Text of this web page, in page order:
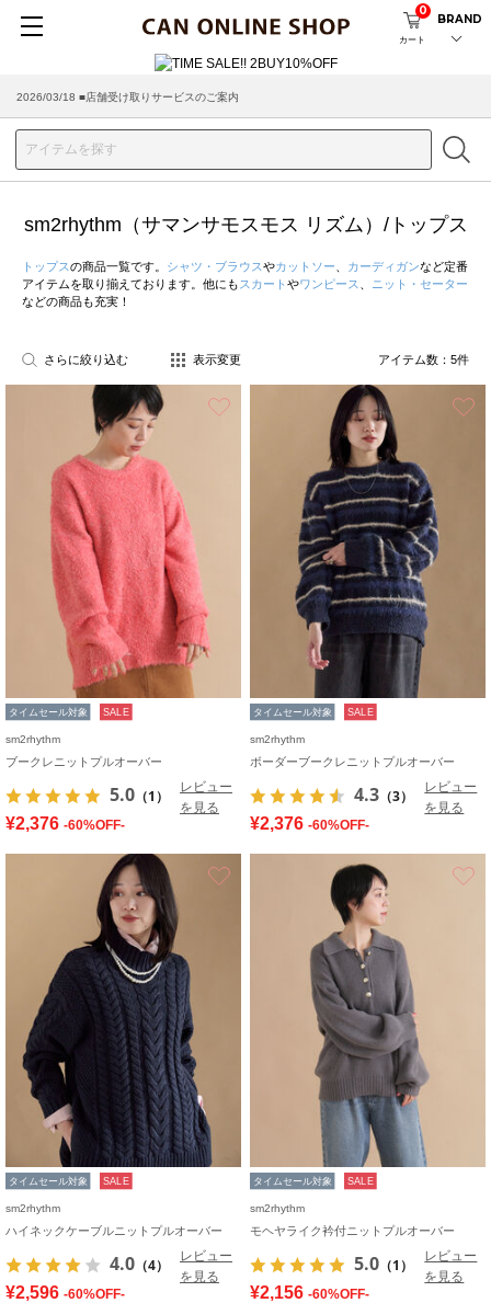
カート
0
BRAND
2026/03/18 ■店舗受け取りサービスのご案内
sm2rhythm（サマンサモスモス リズム）/トップス
トップスの商品一覧です。 シャツ・ブラウスやカットソー カーディガンなど定番
アイテムを取り揃えております。他にも スカート やワンピース
ニット・セーター
などの商品も充実！
さらに絞り込む 表示変更 アイテム数： 5件
タイムセール対象 SALE
sm2rhythm
ブークレニットプルオーバー
5.0 （1）
レビュー
を見る
¥2,376 -60%OFF-
タイムセール対象 SALE
sm2rhythm
ボーダーブークレニットプルオーバー
4.3 （3）
レビュー
を見る
¥2,376 -60%OFF-
タイムセール対象 SALE
sm2rhythm
ハイネックケーブルニットプルオーバー
4.0 （4）
レビュー
を見る
¥2,596 -60%OFF-
タイムセール対象 SALE
sm2rhythm
モヘヤライク衿付ニットプルオーバー
5.0 （1）
レビュー
を見る
¥2,156 -60%OFF-